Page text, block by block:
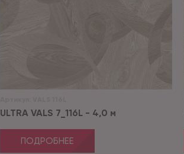
ULTRA VALS 7_116L - 4,0 м
ПОДРОБНЕЕ